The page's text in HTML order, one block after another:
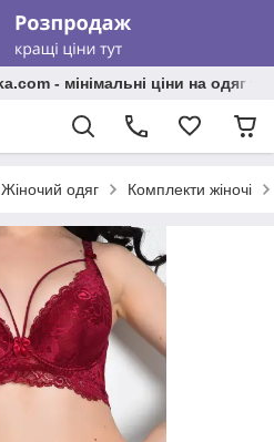
- мінімальні ціни на одяг
Жіночий одяг Комплекти жіночі